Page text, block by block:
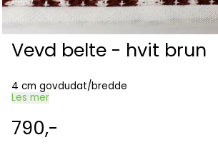
Vevd belte - hvit brun
4 cm govdudat/bredde
Les mer
790,-